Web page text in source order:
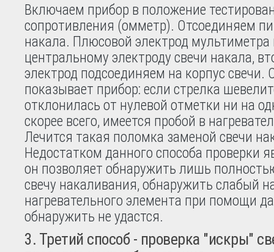
Включаем прибор в положение
сопротивления (омметр). Отсоединяем
накала. Плюсовой электрод
центральному электроду свечи накала,
электрод подсоединяем на корпус свечи.
показывает прибор: если стрелка
отклонилась от нулевой отметки ни на
скорее всего, имеется пробой в
Лечится такая поломка заменой свечи
Недостатком данного способа проверки
он позволяет обнаружить лишь
свечу накаливания, обнаружить слабый
нагревательного элемента при помощи
обнаружить не удастся.
3. Третий способ - проверка "искры"